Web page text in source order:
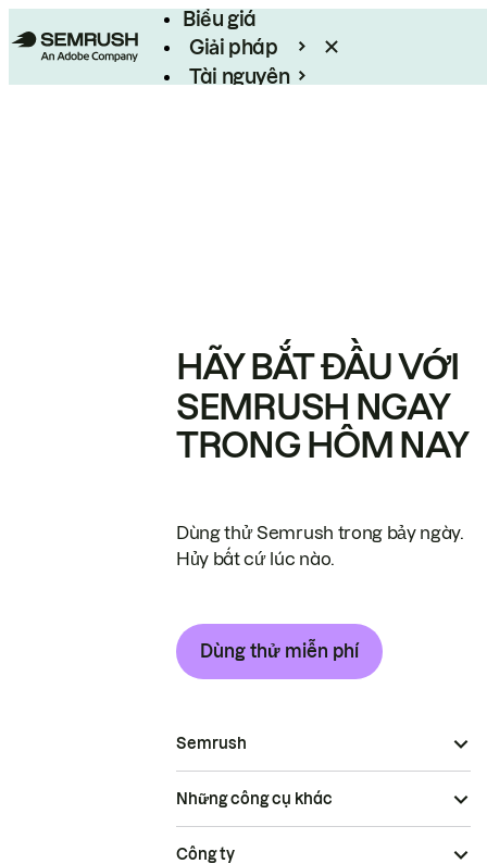
Biểu giá
Giải pháp
Tài nguyên
HÃY BẮT ĐẦU VỚI
SEMRUSH NGAY
TRONG HÔM NAY
Dùng thử Semrush trong bảy ngày.
Hủy bất cứ lúc nào.
Dùng thử miễn phí
Semrush
Những công cụ khác
Công ty